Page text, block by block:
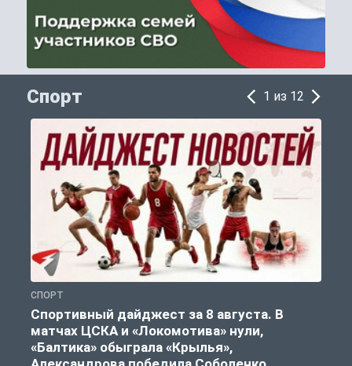
Спорт 1 из 12
СПОРТ
Спортивный дайджест за 8 августа. В
матчах ЦСКА и «Локомотива» нули,
«Балтика» обыграла «Крылья»,